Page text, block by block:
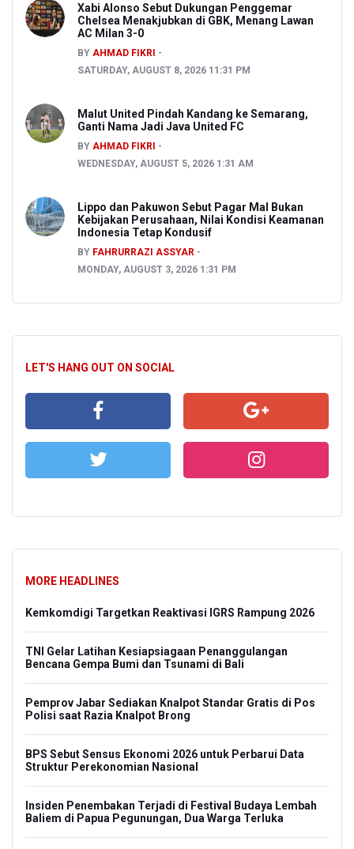
Xabi Alonso Sebut Dukungan Penggemar
Chelsea Menakjubkan di GBK, Menang Lawan
AC Milan 3-0
BY AHMAD FIKRI
SATURDAY, AUGUST 8, 2026 11:31 PM
Malut United Pindah Kandang ke Semarang,
Ganti Nama Jadi Java United FC
BY AHMAD FIKRI
WEDNESDAY, AUGUST 5, 2026 1:31 AM
Lippo dan Pakuwon Sebut Pagar Mal Bukan
Kebijakan Perusahaan, Nilai Kondisi Keamanan
Indonesia Tetap Kondusif
BY FAHRURRAZI ASSYAR
MONDAY, AUGUST 3, 2026 1:31 PM
LET'S HANG OUT ON SOCIAL
MORE HEADLINES
Kemkomdigi Targetkan Reaktivasi IGRS Rampung 2026
TNI Gelar Latihan Kesiapsiagaan Penanggulangan
Bencana Gempa Bumi dan Tsunami di Bali
Pemprov Jabar Sediakan Knalpot Standar Gratis di Pos
Polisi saat Razia Knalpot Brong
BPS Sebut Sensus Ekonomi 2026 untuk Perbarui Data
Struktur Perekonomian Nasional
Insiden Penembakan Terjadi di Festival Budaya Lembah
Baliem di Papua Pegunungan, Dua Warga Terluka